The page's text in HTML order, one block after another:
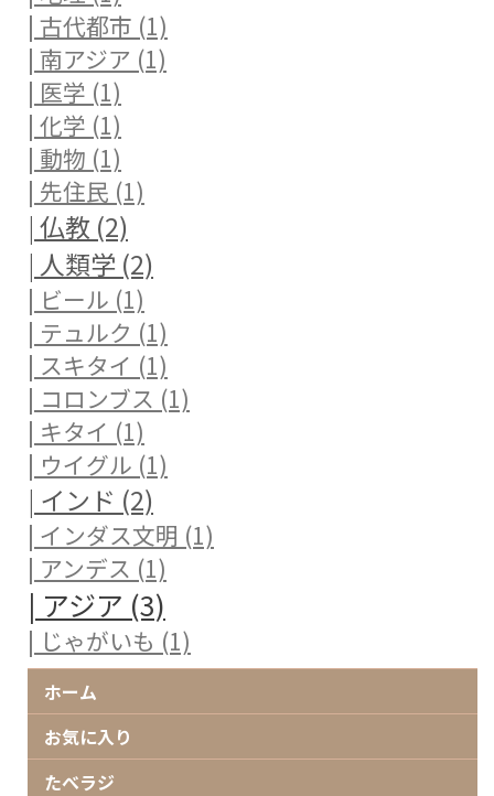
| 古代都市 (1)
| 南アジア (1)
| 医学 (1)
| 化学 (1)
| 動物 (1)
| 先住民 (1)
| 仏教 (2)
| 人類学 (2)
| ビール (1)
| テュルク (1)
| スキタイ (1)
| コロンブス (1)
| キタイ (1)
| ウイグル (1)
| インド (2)
| インダス文明 (1)
| アンデス (1)
| アジア (3)
| じゃがいも (1)
ホーム
お気に入り
たべラジ